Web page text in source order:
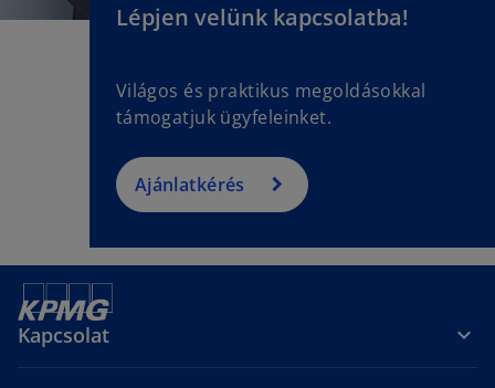
Lépjen velünk kapcsolatba!
Világos és praktikus megoldásokkal
támogatjuk ügyfeleinket.
Ajánlatkérés
Kapcsolat